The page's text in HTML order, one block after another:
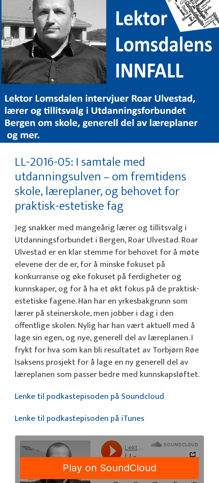
LL-2016-05: I samtale med
utdanningsulven – om fremtidens
skole, læreplaner, og behovet for
praktisk-estetiske fag
Jeg snakker med mangeårig lærer og tillitsvalg i
Utdanningsforbundet i Bergen, Roar Ulvestad. Roar
Ulvestad er en klar stemme for behovet for å møte
elevene der de er, for å minske fokuset på
konkurranse og øke fokuset på ferdigheter og
kunnskaper, og for å ha et økt fokus på de praktisk-
estetiske fagene. Han har en yrkesbakgrunn som
lærer på steinerskole, men jobber i dag i den
offentlige skolen. Nylig har han vært aktuell med å
lage sin egen, og nye, generell del av læreplanen. I
frykt for hva som kan bli resultatet av Torbjørn Røe
Isaksens prosjekt for å lage en ny generell del av
læreplanen som passer bedre med kunnskapsløftet.
Lenke til podkastepisoden på Soundcloud
Lenke til podkastepisoden på iTunes